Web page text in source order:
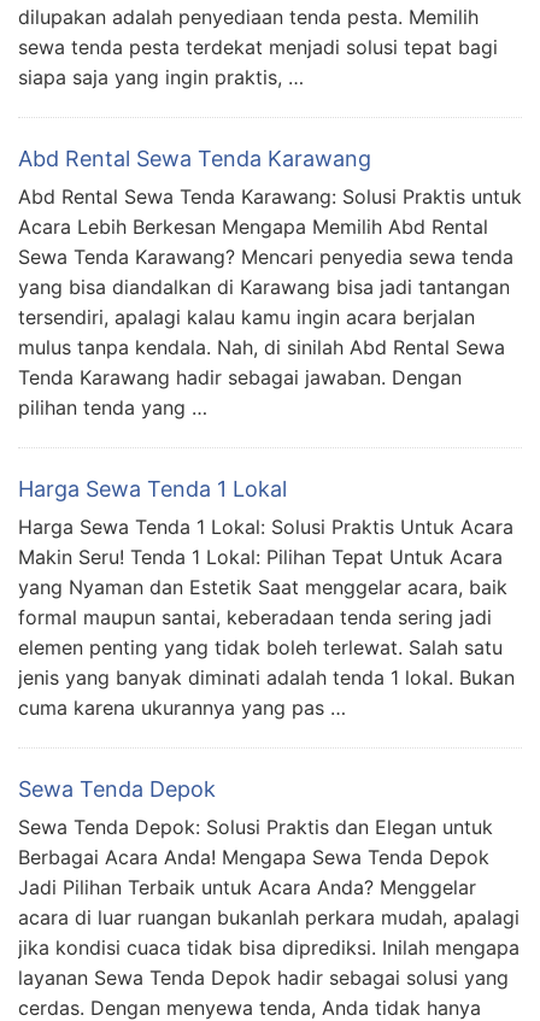
dilupakan adalah penyediaan tenda pesta. Memilih
sewa tenda pesta terdekat menjadi solusi tepat bagi
siapa saja yang ingin praktis, …
Abd Rental Sewa Tenda Karawang
Abd Rental Sewa Tenda Karawang: Solusi Praktis untuk
Acara Lebih Berkesan Mengapa Memilih Abd Rental
Sewa Tenda Karawang? Mencari penyedia sewa tenda
yang bisa diandalkan di Karawang bisa jadi tantangan
tersendiri, apalagi kalau kamu ingin acara berjalan
mulus tanpa kendala. Nah, di sinilah Abd Rental Sewa
Tenda Karawang hadir sebagai jawaban. Dengan
pilihan tenda yang …
Harga Sewa Tenda 1 Lokal
Harga Sewa Tenda 1 Lokal: Solusi Praktis Untuk Acara
Makin Seru! Tenda 1 Lokal: Pilihan Tepat Untuk Acara
yang Nyaman dan Estetik Saat menggelar acara, baik
formal maupun santai, keberadaan tenda sering jadi
elemen penting yang tidak boleh terlewat. Salah satu
jenis yang banyak diminati adalah tenda 1 lokal. Bukan
cuma karena ukurannya yang pas …
Sewa Tenda Depok
Sewa Tenda Depok: Solusi Praktis dan Elegan untuk
Berbagai Acara Anda! Mengapa Sewa Tenda Depok
Jadi Pilihan Terbaik untuk Acara Anda? Menggelar
acara di luar ruangan bukanlah perkara mudah, apalagi
jika kondisi cuaca tidak bisa diprediksi. Inilah mengapa
layanan Sewa Tenda Depok hadir sebagai solusi yang
cerdas. Dengan menyewa tenda, Anda tidak hanya